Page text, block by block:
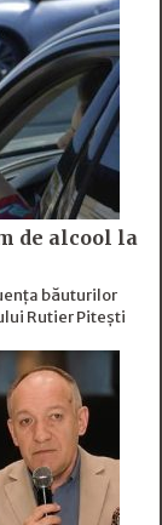
de alcool la
băuturilor
Rutier Pitești